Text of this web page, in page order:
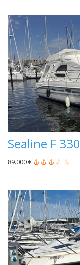
Sealine F 330
89.000 €